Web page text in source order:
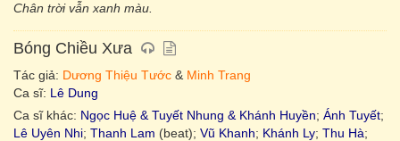
Chân trời vẫn xanh màu.
Bóng Chiều Xưa
Tác giả: Dương Thiệu Tước & Minh Trang
Ca sĩ: Lê Dung
Ca sĩ khác: Ngọc Huệ & Tuyết Nhung & Khánh Huyền; Ánh Tuyết;
Lê Uyên Nhi; Thanh Lam (beat); Vũ Khanh; Khánh Ly; Thu Hà;